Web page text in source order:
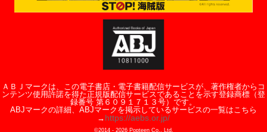
ＡＢＪマークは、この電子書店・電子書籍配信サービスが、著作権者からコ
ンテンツ使用許諾を得た正規版配信サービスであることを示す登録商標（登
録番号 第６０９１７１３号）です。
ABJマークの詳細、ABJマークを掲示しているサービスの一覧はこちら
→ https://aebs.or.jp/
©2014 - 2026Popteen Co., Ltd.